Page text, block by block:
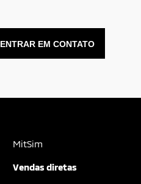
ENTRAR EM CONTATO
MitSim
Vendas diretas